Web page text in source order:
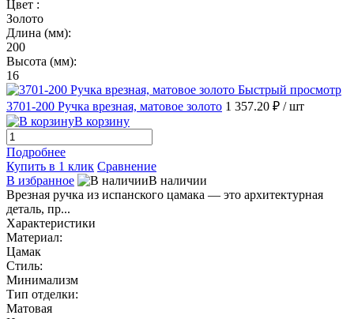
Цвет :
Золото
Длина (мм):
200
Высота (мм):
16
Быстрый просмотр
3701-200 Ручка врезная, матовое золото 1 357.20 ₽ / шт
В корзину
Подробнее
Купить в 1 клик Сравнение
В избранное
В наличии
Врезная ручка из испанского цамака — это архитектурная
деталь, пр...
Характеристики
Материал:
Цамак
Стиль:
Минимализм
Тип отделки:
Матовая